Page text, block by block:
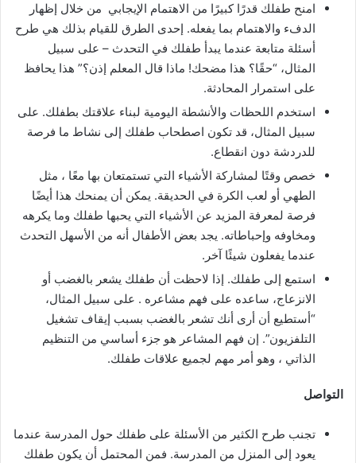
امنح طفلك قدرًا كبيرًا من الاهتمام الإيجابي من خلال إظهار
الدفء والاهتمام بما يفعله. إحدى الطرق للقيام بذلك هي طرح
أسئلة متابعة عندما يبدأ طفلك في التحدث – على سبيل
المثال، “حقًا؟ هذا مضحك! ماذا قال المعلم إذن؟” هذا يحافظ
على استمرار المحادثة.
استخدم اللحظات والأنشطة اليومية لبناء علاقتك بطفلك. على
سبيل المثال، قد تكون اصطحاب طفلك إلى نشاط ما فرصة
للدردشة دون انقطاع.
خصص وقتًا لمشاركة الأشياء التي تستمتعان بها معًا ، مثل
الطهي أو لعب الكرة في الحديقة. يمكن أن يمنحك هذا أيضًا
فرصة لمعرفة المزيد عن الأشياء التي يحبها طفلك وما يكرهه
ومخاوفه وإحباطاته. يجد بعض الأطفال أنه من الأسهل التحدث
عندما يفعلون شيئًا آخر.
استمع إلى طفلك. إذا لاحظت أن طفلك يشعر بالغضب أو
الانزعاج، ساعده على فهم مشاعره . على سبيل المثال،
“أستطيع أن أرى أنك تشعر بالغضب بسبب إيقاف تشغيل
التلفزيون”. إن فهم المشاعر هو جزء أساسي من التنظيم
الذاتي ، وهو أمر مهم لجميع علاقات طفلك.
التواصل
تجنب طرح الكثير من الأسئلة على طفلك حول المدرسة عندما
يعود إلى المنزل من المدرسة. فمن المحتمل أن يكون طفلك